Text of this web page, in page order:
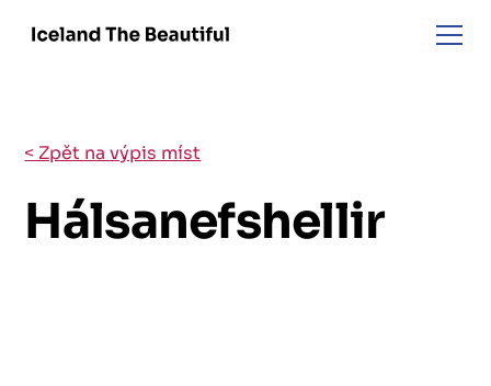
< Zpět na výpis míst
Hálsanefshellir